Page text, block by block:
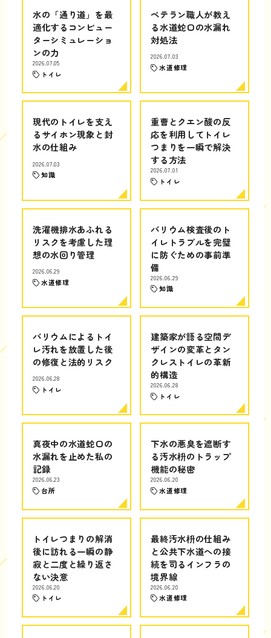
水の「通り道」を最
適化するコンピュー
ターシミュレーショ
ンの力
2026.07.05
トイレ
ベテラン職人が教え
る水道蛇口の水漏れ
対処法
2026.07.03
水道修理
現代のトイレを支え
るサイホン現象と封
水の仕組み
2026.07.03
知識
重曹とクエン酸の反
応を利用してトイレ
つまりを一瞬で解決
する方法
2026.07.01
トイレ
洗濯機排水あふれる
リスクを考慮した理
想の水回り管理
2026.06.29
水道修理
バリウム検査後のト
イレトラブルを完璧
に防ぐための事前準
備
2026.06.29
知識
バリウムによるトイ
レ汚れを放置した後
の修復と法的リスク
2026.06.28
トイレ
建築家が語る空間デ
ザインの変革とタン
クレストイレの革新
的構造
2026.06.28
トイレ
真夜中の水道蛇口の
水漏れを止めた私の
記録
2026.06.23
台所
下水の悪臭を遮断す
る汚水枡のトラップ
機能の秘密
2026.06.20
水道修理
トイレつまりの解消
後に訪れる一瞬の静
寂と二度と繰り返さ
ない決意
2026.06.20
トイレ
最終汚水枡の仕組み
と公共下水道への接
続を司るインフラの
境界線
2026.06.20
水道修理